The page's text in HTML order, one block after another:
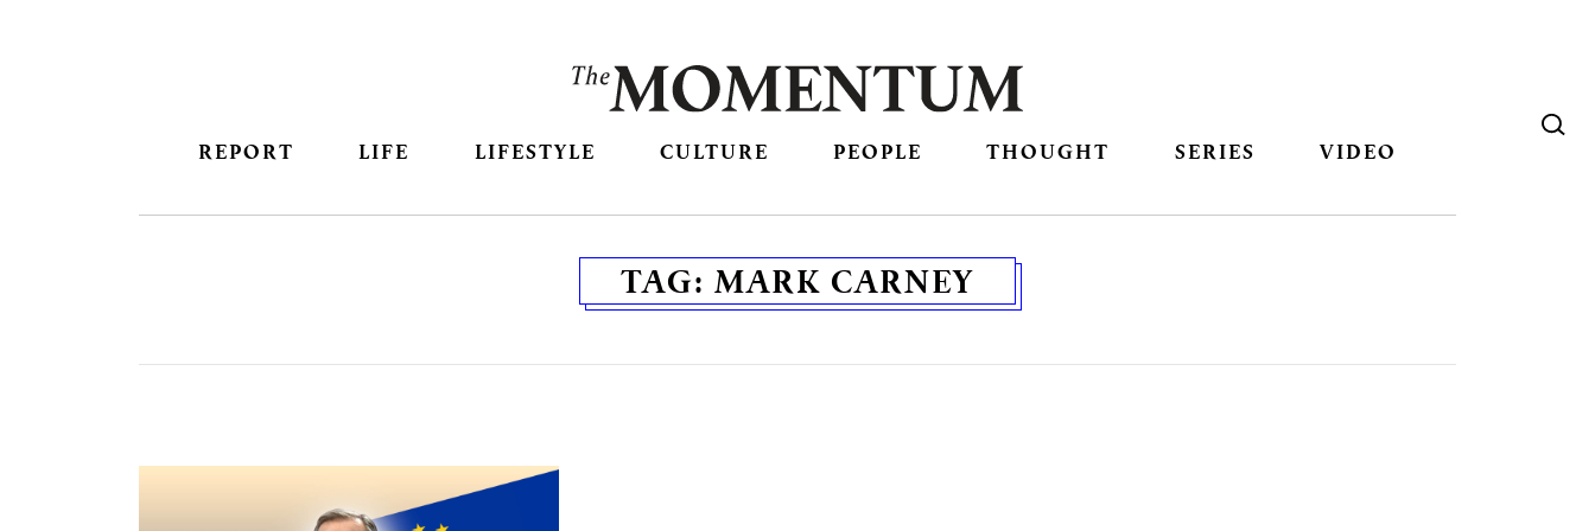
REPORT LIFE LIFESTYLE CULTURE PEOPLE THOUGHT SERIES VIDEO
TAG: MARK CARNEY